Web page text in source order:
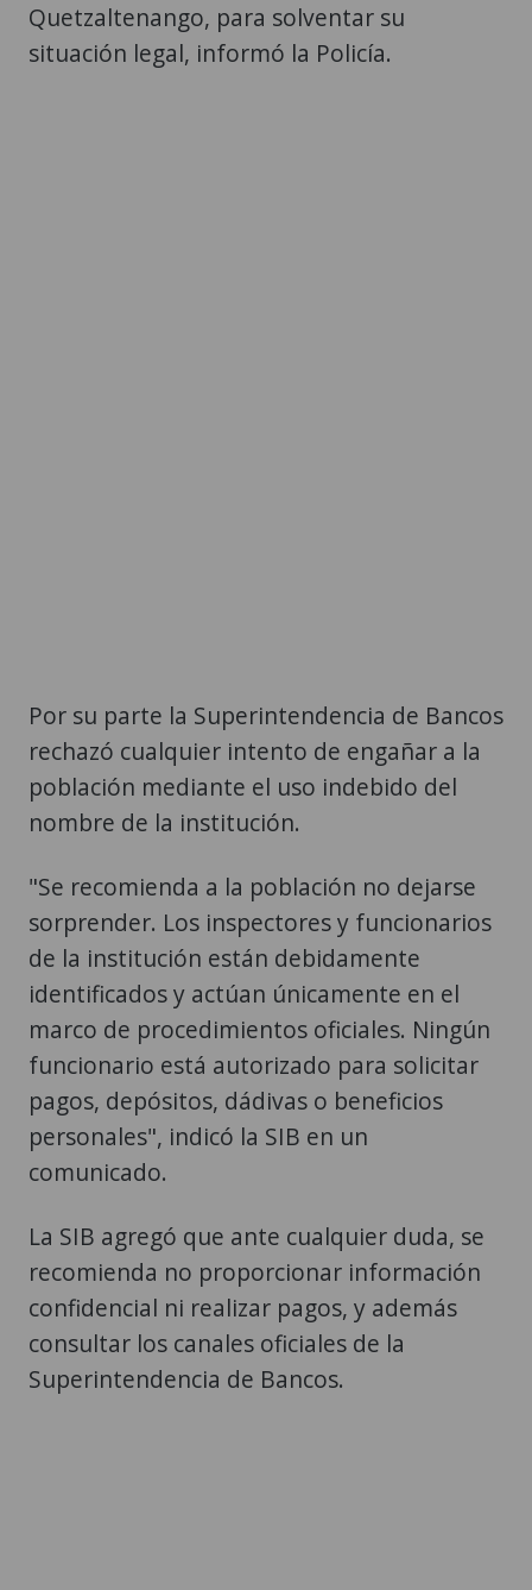
Quetzaltenango, para solventar su
situación legal, informó la Policía.
Por su parte la Superintendencia de Bancos
rechazó cualquier intento de engañar a la
población mediante el uso indebido del
nombre de la institución.
"Se recomienda a la población no dejarse
sorprender. Los inspectores y funcionarios
de la institución están debidamente
identificados y actúan únicamente en el
marco de procedimientos oficiales. Ningún
funcionario está autorizado para solicitar
pagos, depósitos, dádivas o beneficios
personales", indicó la SIB en un
comunicado.
La SIB agregó que ante cualquier duda, se
recomienda no proporcionar información
confidencial ni realizar pagos, y además
consultar los canales oficiales de la
Superintendencia de Bancos.